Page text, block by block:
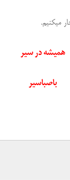
میکنیم.
همیشه در سیر
باصباسیر